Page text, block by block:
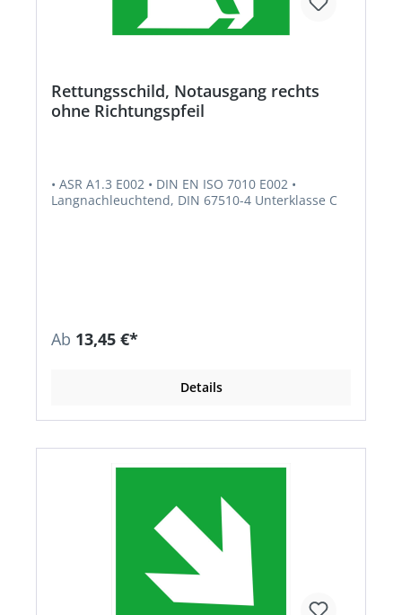
Rettungsschild, Notausgang rechts
ohne Richtungspfeil
• ASR A1.3 E002 • DIN EN ISO 7010 E002 •
Langnachleuchtend, DIN 67510-4 Unterklasse C
Ab 13,45 €*
Details